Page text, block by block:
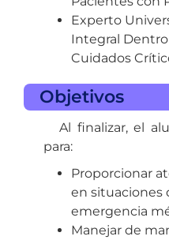
Experto
Integral
Cuidados
Objetivos
Al finalizar, el
para:
Proporcionar
en situaciones
emergencia
Manejar de